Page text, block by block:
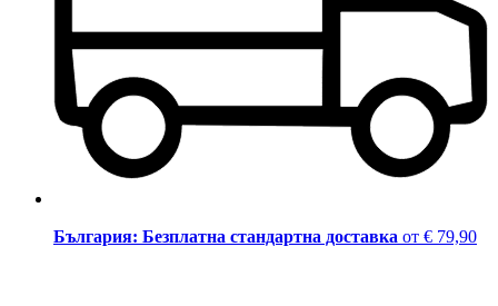
България: Безплатна стандартна доставка от € 79,90